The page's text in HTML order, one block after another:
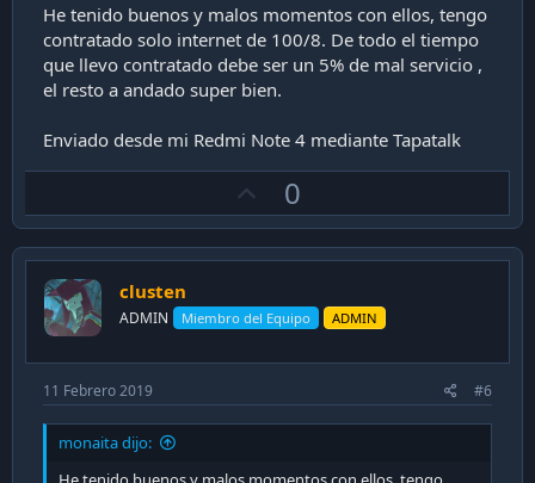
He tenido buenos y malos momentos con ellos, tengo
contratado solo internet de 100/8. De todo el tiempo
que llevo contratado debe ser un 5% de mal servicio ,
el resto a andado super bien.
Enviado desde mi Redmi Note 4 mediante Tapatalk
p
v
t
e
0
clusten
ADMIN Miembro del Equipo ADMIN
11 Febrero 2019 #6
monaita dijo: